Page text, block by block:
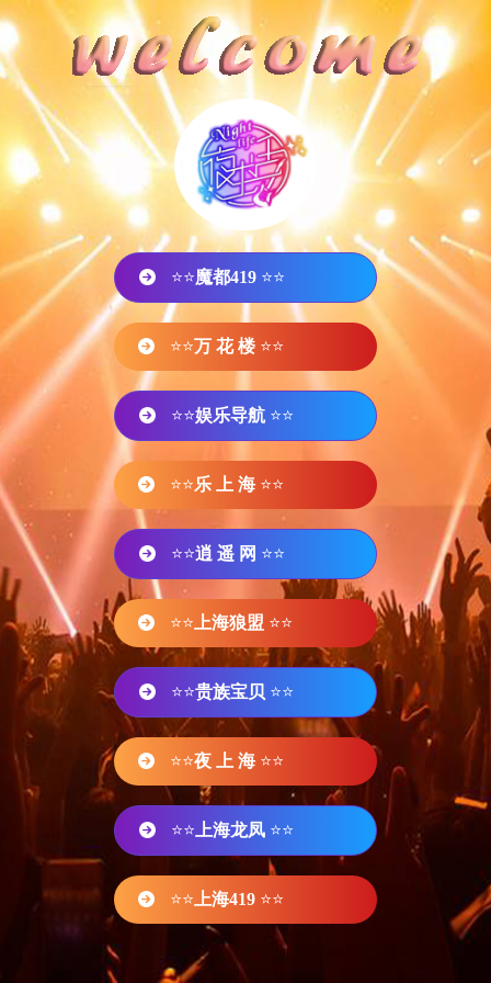
⭐⭐魔都419 ⭐⭐
⭐⭐万 花 楼 ⭐⭐
⭐⭐娱乐导航 ⭐⭐
⭐⭐乐 上 海 ⭐⭐
⭐⭐逍 遥 网 ⭐⭐
⭐⭐ 上海狼盟 ⭐⭐
⭐⭐贵族宝贝 ⭐⭐
⭐⭐夜 上 海 ⭐⭐
⭐⭐ 上海龙凤 ⭐⭐
⭐⭐ 上海419 ⭐⭐